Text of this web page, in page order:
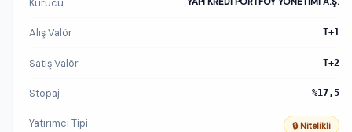
Alış Valör T+1
Satış Valör T+2
Stopaj %17,5
Yatırımcı Tipi 🔒 Nitelikli